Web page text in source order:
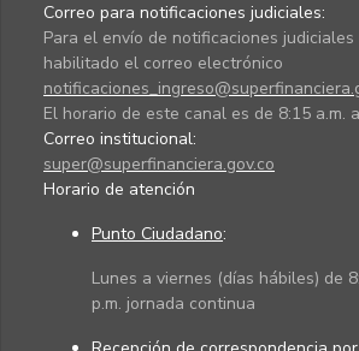
Correo para notificaciones judiciales:
Para el envío de notificaciones
habilitado el correo electrónico
El horario de este canal es de 8:15 a.m.
Correo institucional:
super@superfinanciera.gov.co
Horario de atención
Punto Ciudadano:
Lunes a viernes (días hábiles) de
p.m. jornada continua